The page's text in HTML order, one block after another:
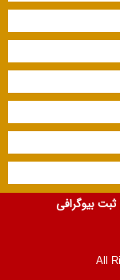
ثبت بیوگرافی
All